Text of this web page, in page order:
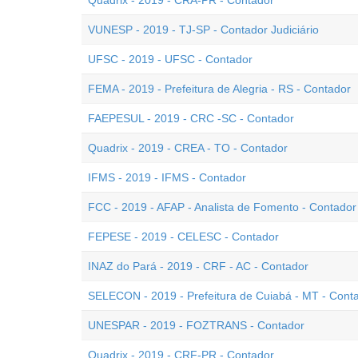
VUNESP - 2019 - TJ-SP - Contador Judiciário
UFSC - 2019 - UFSC - Contador
FEMA - 2019 - Prefeitura de Alegria - RS - Contador
FAEPESUL - 2019 - CRC -SC - Contador
Quadrix - 2019 - CREA - TO - Contador
IFMS - 2019 - IFMS - Contador
FCC - 2019 - AFAP - Analista de Fomento - Contador
FEPESE - 2019 - CELESC - Contador
INAZ do Pará - 2019 - CRF - AC - Contador
SELECON - 2019 - Prefeitura de Cuiabá - MT -
UNESPAR - 2019 - FOZTRANS - Contador
Quadrix - 2019 - CRF-PR - Contador